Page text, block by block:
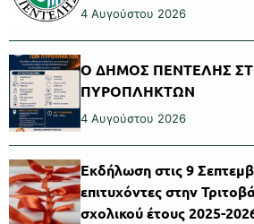
4 Αυγούστου 2026
Ο ΔΗΜΟΣ ΠΕΝΤΕΛΗΣ
ΠΥΡΟΠΛΗΚΤΩΝ
4 Αυγούστου 2026
Εκδήλωση στις 9
επιτυχόντες στην
σχολικού έτους 2025-